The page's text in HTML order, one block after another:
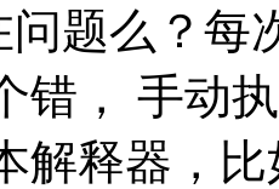
问题么？每
错， 手动
解释器，